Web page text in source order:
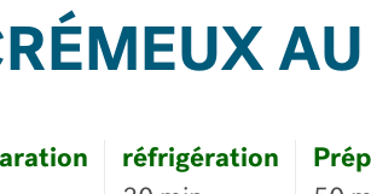
réfrigération